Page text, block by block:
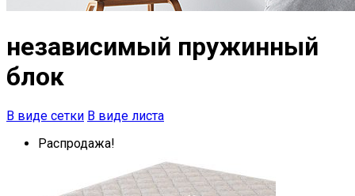
независимый пружинный
блок
В виде сетки В виде листа
Распродажа!